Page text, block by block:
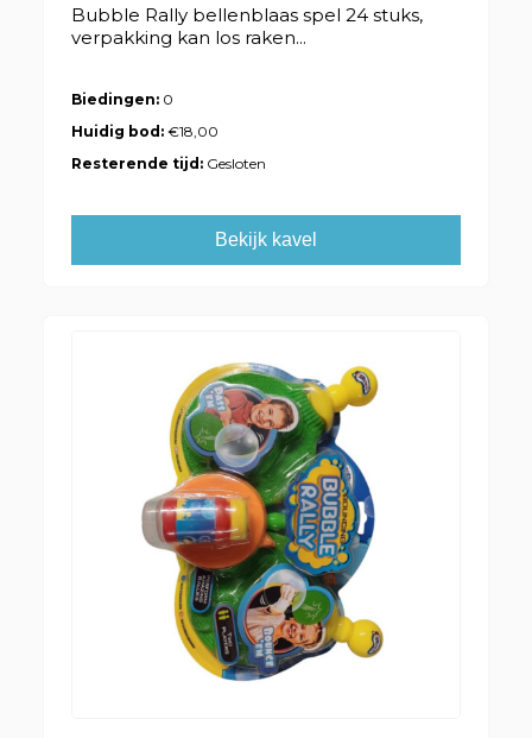
Bubble Rally bellenblaas spel 24 stuks,
verpakking kan los raken...
Biedingen: 0
Huidig bod:€18,00
Resterende tijd: Gesloten
Bekijk kavel